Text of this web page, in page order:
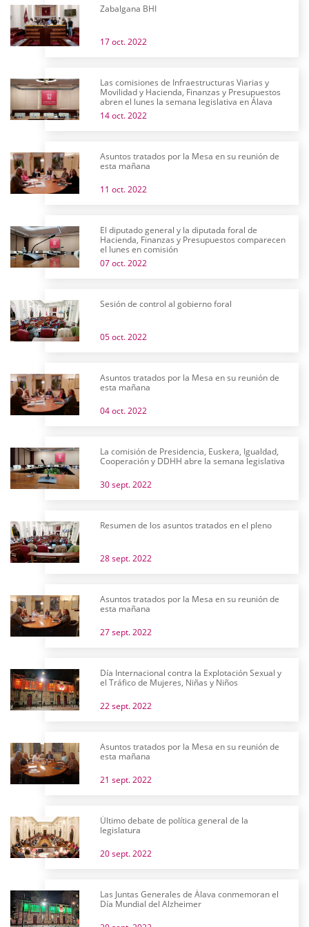
Zabalgana BHI
17 oct. 2022
Las comisiones de Infraestructuras Viarias y
Movilidad y Hacienda, Finanzas y Presupuestos
abren el lunes la semana legislativa en Álava
14 oct. 2022
Asuntos tratados por la Mesa en su reunión de
esta mañana
11 oct. 2022
El diputado general y la diputada foral de
Hacienda, Finanzas y Presupuestos comparecen
el lunes en comisión
07 oct. 2022
Sesión de control al gobierno foral
05 oct. 2022
Asuntos tratados por la Mesa en su reunión de
esta mañana
04 oct. 2022
La comisión de Presidencia, Euskera, Igualdad,
Cooperación y DDHH abre la semana legislativa
30 sept. 2022
Resumen de los asuntos tratados en el pleno
28 sept. 2022
Asuntos tratados por la Mesa en su reunión de
esta mañana
27 sept. 2022
Día Internacional contra la Explotación Sexual y
el Tráfico de Mujeres, Niñas y Niños
22 sept. 2022
Asuntos tratados por la Mesa en su reunión de
esta mañana
21 sept. 2022
Último debate de política general de la
legislatura
20 sept. 2022
Las Juntas Generales de Álava conmemoran el
Día Mundial del Alzheimer